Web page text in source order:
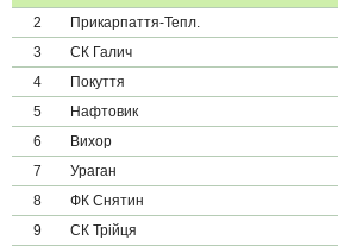
2
Прикарпаття-Тепл.
3
СК Галич
4
Покуття
5
Нафтовик
6
Вихор
7
Ураган
8
ФК Снятин
9
СК Трійця